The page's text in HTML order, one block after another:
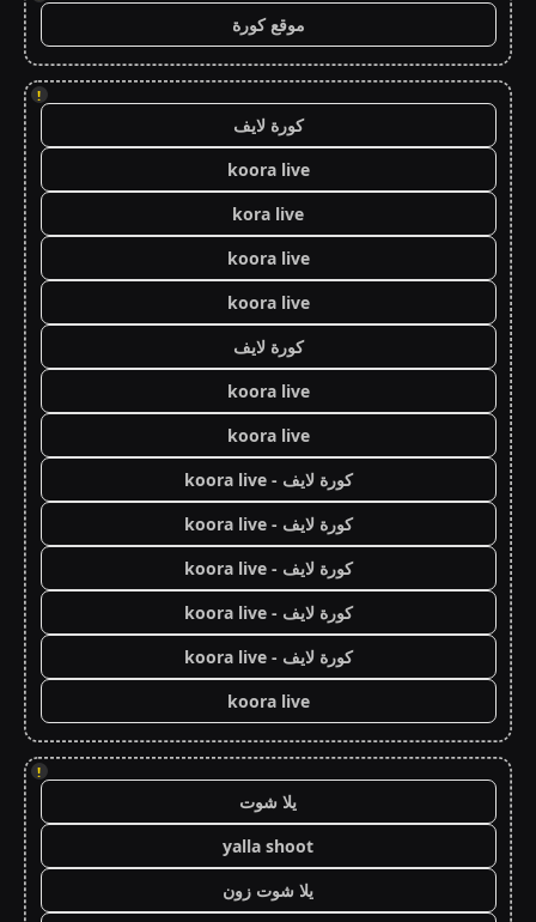
موقع كورة
!
كورة لايف
koora live
kora live
koora live
koora live
كورة لايف
koora live
koora live
كورة لايف - koora live
كورة لايف - koora live
كورة لايف - koora live
كورة لايف - koora live
كورة لايف - koora live
koora live
!
يلا شوت
yalla shoot
يلا شوت زون